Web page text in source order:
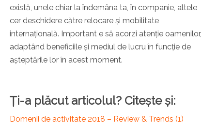
există, unele chiar la îndemâna ta, în companie, altele
cer deschidere către relocare și mobilitate
internațională. Important e să acorzi atenție oamenilor,
adaptând beneficiile și mediul de lucru în funcție de
așteptările lor în acest moment.
Ți-a plăcut articolul? Citește și:
Domenii de activitate 2018 – Review & Trends (1)